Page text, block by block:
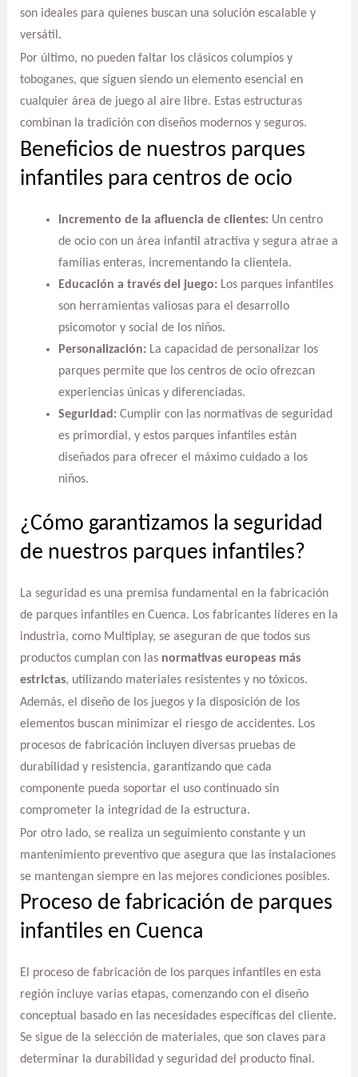
son ideales para quienes buscan una solución escalable y
versátil.
Por último, no pueden faltar los clásicos columpios y
toboganes, que siguen siendo un elemento esencial en
cualquier área de juego al aire libre. Estas estructuras
combinan la tradición con diseños modernos y seguros.
Beneficios de nuestros parques
infantiles para centros de ocio
Incremento de la afluencia de clientes:Un centro
de ocio con un área infantil atractiva y segura atrae a
familias enteras, incrementando la clientela.
Educación a través del juego:Los parques infantiles
son herramientas valiosas para el desarrollo
psicomotor y social de los niños.
Personalización:La capacidad de personalizar los
parques permite que los centros de ocio ofrezcan
experiencias únicas y diferenciadas.
Seguridad:Cumplir con las normativas de seguridad
es primordial, y estos parques infantiles están
diseñados para ofrecer el máximo cuidado a los
niños.
¿Cómo garantizamos la seguridad
de nuestros parques infantiles?
La seguridad es una premisa fundamental en la fabricación
de parques infantiles en Cuenca. Los fabricantes líderes en la
industria, como Multiplay, se aseguran de que todos sus
productos cumplan con las normativas europeas más
estrictas, utilizando materiales resistentes y no tóxicos.
Además, el diseño de los juegos y la disposición de los
elementos buscan minimizar el riesgo de accidentes. Los
procesos de fabricación incluyen diversas pruebas de
durabilidad y resistencia, garantizando que cada
componente pueda soportar el uso continuado sin
comprometer la integridad de la estructura.
Por otro lado, se realiza un seguimiento constante y un
mantenimiento preventivo que asegura que las instalaciones
se mantengan siempre en las mejores condiciones posibles.
Proceso de fabricación de parques
infantiles en Cuenca
El proceso de fabricación de los parques infantiles en esta
región incluye varias etapas, comenzando con el diseño
conceptual basado en las necesidades específicas del cliente.
Se sigue de la selección de materiales, que son claves para
determinar la durabilidad y seguridad del producto final.